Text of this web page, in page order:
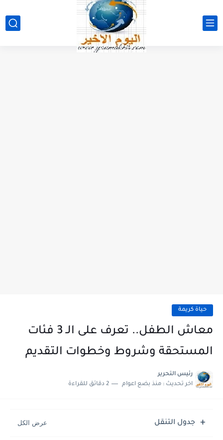
حياة كريمة
معاش الطفل.. تعرف على الـ 3 فئات
المستحقة وشروط وخطوات التقديم
رئيس التحرير
اخر تحديث : منذ بضع اعوام 2 دقائق للقراءة
جدول التنقل